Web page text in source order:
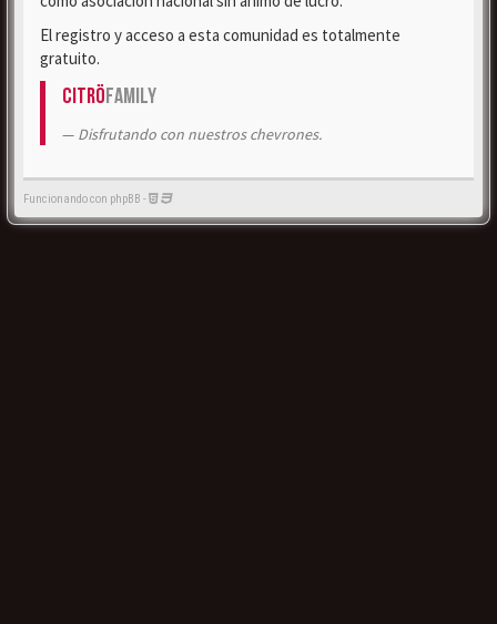
El registro y acceso a esta comunidad es totalmente
gratuito.
CitröFamily
Disfrutando con nuestros chevrones.
Funcionando con phpBB -